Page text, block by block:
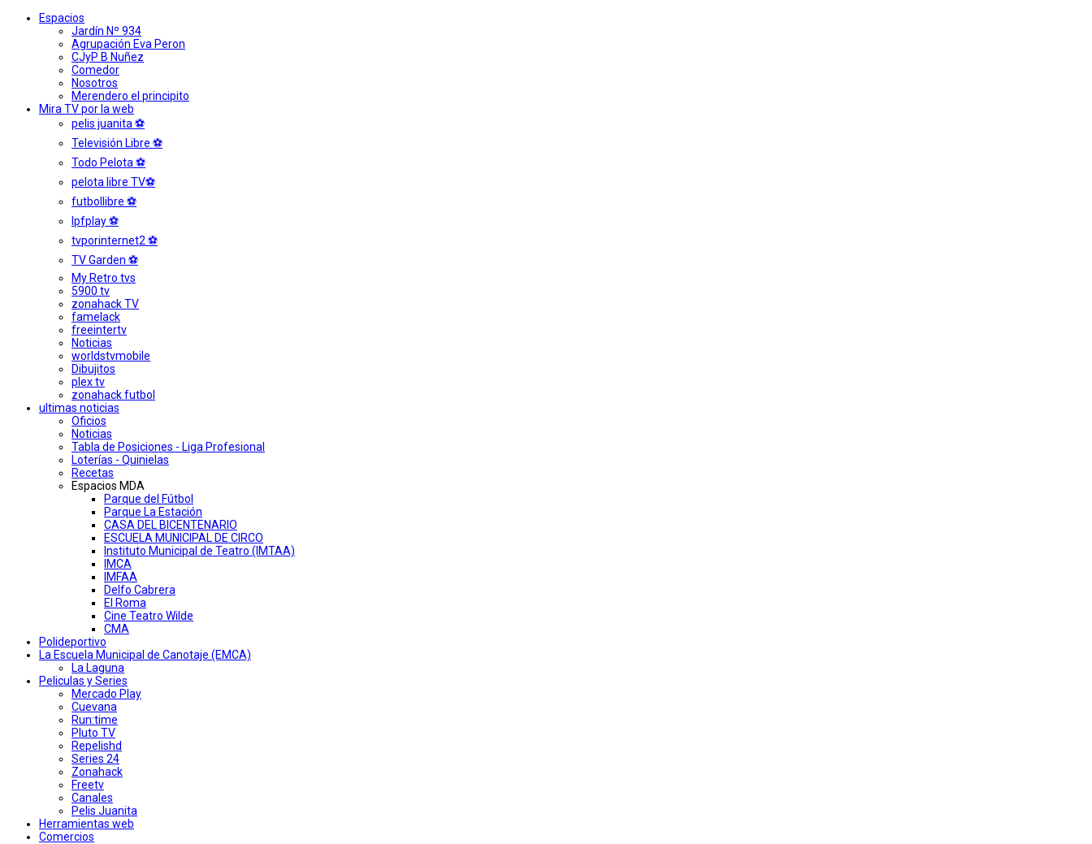
Espacios
Jardín Nº 934
Agrupación Eva Peron
CJyP B Nuñez
Comedor
Nosotros
Merendero el principito
Mira TV por la web
pelis juanita ⚽
Televisión Libre ⚽
Todo Pelota ⚽
pelota libre TV⚽
futbollibre ⚽
lpfplay ⚽
tvporinternet2 ⚽
TV Garden ⚽
My Retro tvs
5900 tv
zonahack TV
famelack
freeintertv
Noticias
worldstvmobile
Dibujitos
plex tv
zonahack futbol
ultimas noticias
Oficios
Noticias
Tabla de Posiciones - Liga Profesional
Loterías - Quinielas
Recetas
Espacios MDA
Parque del Fútbol
Parque La Estación
CASA DEL BICENTENARIO
ESCUELA MUNICIPAL DE CIRCO
Instituto Municipal de Teatro (IMTAA)
IMCA
IMFAA
Delfo Cabrera
El Roma
Cine Teatro Wilde
CMA
Polideportivo
La Escuela Municipal de Canotaje (EMCA)
La Laguna
Peliculas y Series
Mercado Play
Cuevana
Run:time
Pluto TV
Repelishd
Series 24
Zonahack
Freetv
Canales
Pelis Juanita
Herramientas web
Comercios